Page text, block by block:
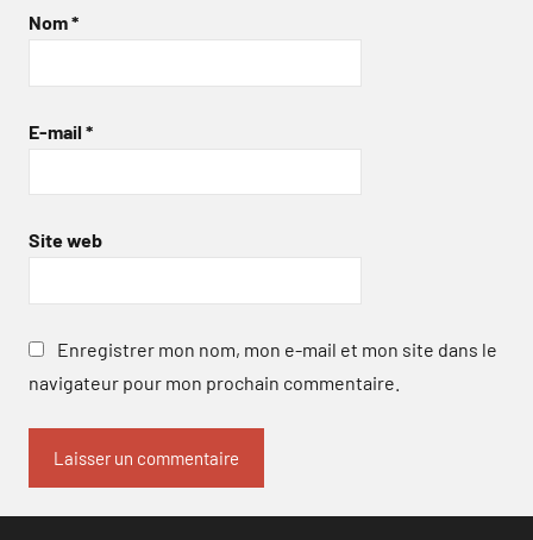
Nom*
E-mail *
Site web
Enregistrer mon nom, mon e-mail et mon site dans le
navigateur pour mon prochain commentaire.